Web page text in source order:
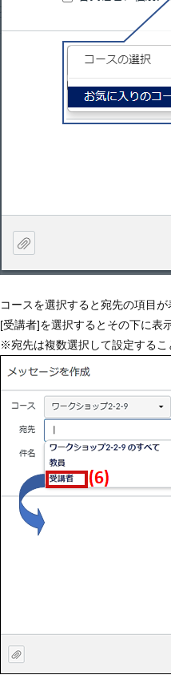
コースを選択すると宛先の項目
[受講者]を選択するとその下に表
※宛先は複数選択して設定するこ